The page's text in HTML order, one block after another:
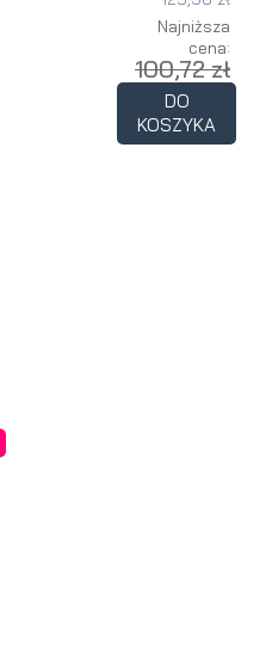
Najniższa
cena:
100,72 zł
DO
KOSZYKA